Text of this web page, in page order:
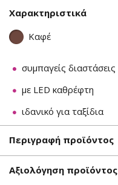
Χαρακτηριστικά
Καφέ
συμπαγείς διαστάσεις
με LED καθρέφτη
ιδανικό για ταξίδια
Περιγραφή προϊόντος
Αξιολόγηση προϊόντος